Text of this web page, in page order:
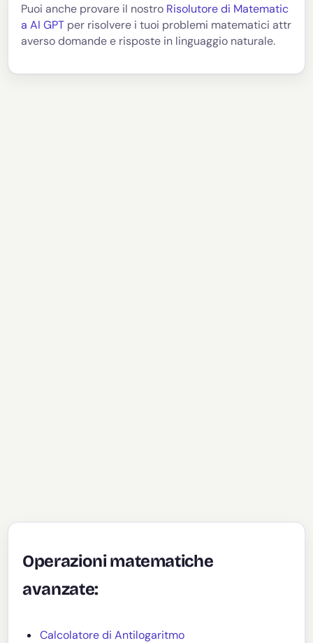
Puoi anche provare il nostro Risolutore di Matematic
a AI GPT per risolvere i tuoi problemi matematici attr
averso domande e risposte in linguaggio naturale.
Operazioni matematiche
avanzate:
Calcolatore di Antilogaritmo